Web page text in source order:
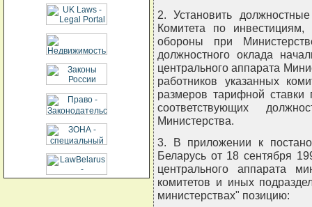
2. Установить
Комитета по
обороны при
должностного оклада
центрального аппарата
работников указанных
размеров тарифной ставки
соответствующих
Министерства.
3. В приложении к
Беларусь от 18 сентября
центрального аппарата
комитетов и иных
министерствах" позицию: